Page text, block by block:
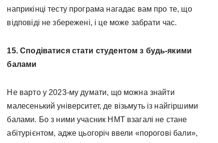
наприкінці тесту програма нагадає вам про те, що
відповіді не збережені, і це може забрати час.
15. Сподіватися стати студентом з будь-якими
балами
Не варто у 2023-му думати, що можна знайти
малесенький університет, де візьмуть із найгіршими
балами. Бо з ними учасник НМТ взагалі не стане
абітурієнтом, адже цьогоріч ввели «порогові бали»,